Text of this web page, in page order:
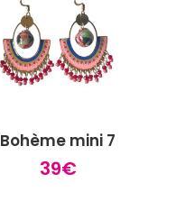
Bohème mini 7
39€